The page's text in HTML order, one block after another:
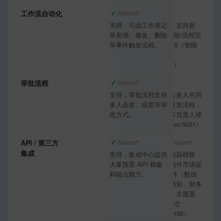
工作流自动化 ✓ Support
支持，可由工作表记
录新增、修改、删除
等事件触发流程。
表单触发，支持新
增/修改/删除/流程完
成/节点流转（智能
doc/18478）
审批流程 ✓ Support
支持，审批流程支持
多人会签、或签等审
批方式。
支持会签（多人共同
审批）、并发流程；
或签通过多负责人规
则设置（doc/9051）
API / 第三方
集成
✓ Support
支持，集成中心提供
大量预置 API 模板
和端点能力。
Partial Support
无独立连接器模板
库；通过插件市场提
供100+插件（数据
库、消息通知、财务
软件等），非预置
API模板概念
（open/13150）